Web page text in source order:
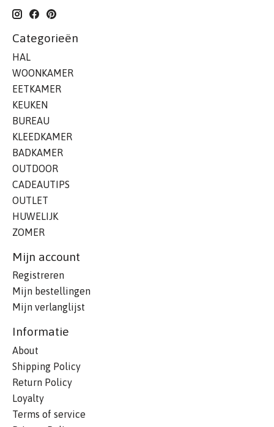
Categorieën
HAL
WOONKAMER
EETKAMER
KEUKEN
BUREAU
KLEEDKAMER
BADKAMER
OUTDOOR
CADEAUTIPS
OUTLET
HUWELIJK
ZOMER
Mijn account
Registreren
Mijn bestellingen
Mijn verlanglijst
Informatie
About
Shipping Policy
Return Policy
Loyalty
Terms of service